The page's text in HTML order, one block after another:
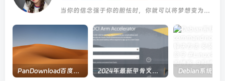
当你的信念强于你的胆怯时，你就可以将梦想变为现实了
PanDownload百度网盘在线解析 2024年最新甲骨文注册及申请免费 VPS 教程